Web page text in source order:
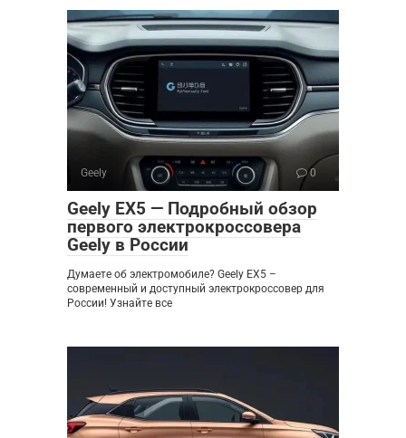
Geely 0
Geely EX5 — Подробный обзор
первого электрокроссовера
Geely в России
Думаете об электромобиле? Geely EX5 –
современный и доступный электрокроссовер для
России! Узнайте все